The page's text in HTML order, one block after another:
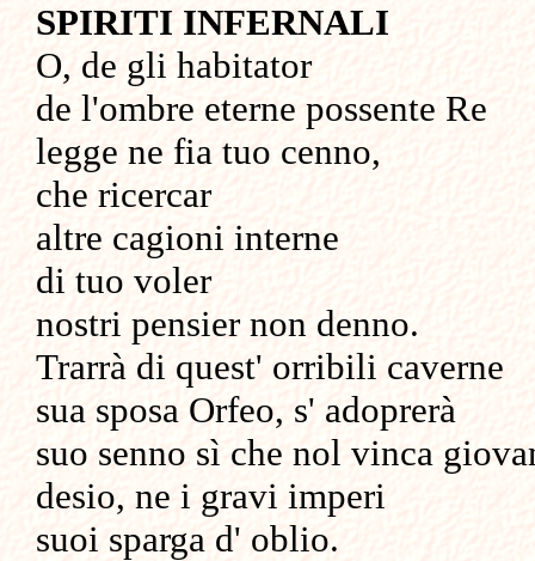
SPIRITI INFERNALI
O, de gli habitator
de l'ombre eterne possente Re
legge ne fia tuo cenno,
che ricercar
altre cagioni interne
di tuo voler
nostri pensier non denno.
Trarrà di quest' orribili caverne
sua sposa Orfeo, s' adoprerà
suo senno sì che nol vinca
desio, ne i gravi imperi
suoi sparga d' oblio.